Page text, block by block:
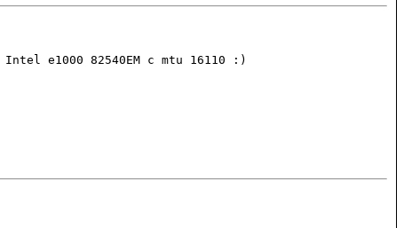
Intel e1000 82540EM с mtu 16110 :)